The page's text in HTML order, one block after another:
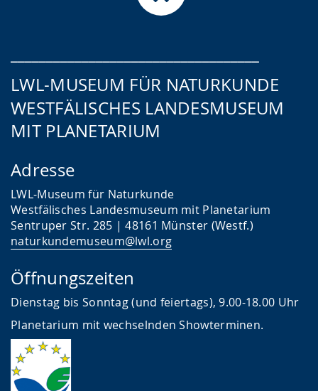
LWL-MUSEUM FÜR NATURKUNDE
WESTFÄLISCHES LANDESMUSEUM
MIT PLANETARIUM
Adresse
LWL-Museum für Naturkunde
Westfälisches Landesmuseum mit Planetarium
Sentruper Str. 285 | 48161 Münster (Westf.)
naturkundemuseum@lwl.org
Öffnungszeiten
Dienstag bis Sonntag (und feiertags), 9.00-18.00 Uhr
Planetarium mit wechselnden Showterminen.